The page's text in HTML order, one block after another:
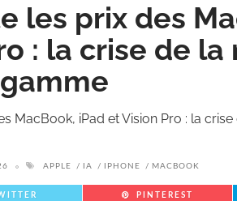
les prix des
: la crise de
MacBook, iPad et Vision Pro : la
APPLE IA IPHONE MACBOOK
PINTEREST